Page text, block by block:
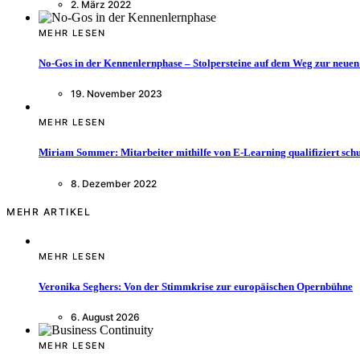
2. März 2022
MEHR LESEN
No-Gos in der Kennenlernphase – Stolpersteine auf dem Weg zur
19. November 2023
MEHR LESEN
Miriam Sommer: Mitarbeiter mithilfe von E-Learning qualifiziert
8. Dezember 2022
MEHR ARTIKEL
MEHR LESEN
Veronika Seghers: Von der Stimmkrise zur europäischen Opernbühne
6. August 2026
MEHR LESEN